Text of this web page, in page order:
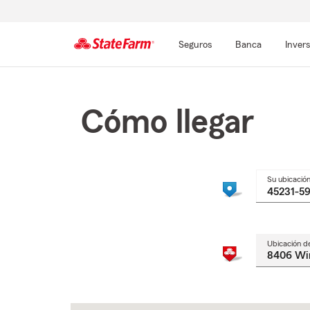
Seguros Banca
Cómo llegar
Su ubicación
Ubicación